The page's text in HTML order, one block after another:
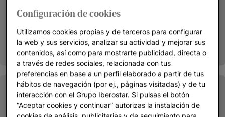
Configuración de cookies
Utilizamos cookies propias y de terceros para configurar
la web y sus servicios, analizar su actividad y mejorar sus
contenidos, así como para mostrarte publicidad, directa o
a través de redes sociales, relacionada con tus
preferencias en base a un perfil elaborado a partir de tus
hábitos de navegación (por ej., páginas visitadas) y de tu
interacción con el Grupo Iberostar. Si pulsas el botón
“Aceptar cookies y continuar” autorizas la instalación de